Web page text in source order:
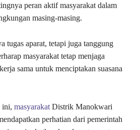
peran aktif masyarakat dalam
masing-masing.
tugas aparat, tetapi juga tanggung
masyarakat tetap menjaga
sama untuk menciptakan suasana
ini, masyarakat Distrik Manokwari
perhatian dari pemerintah